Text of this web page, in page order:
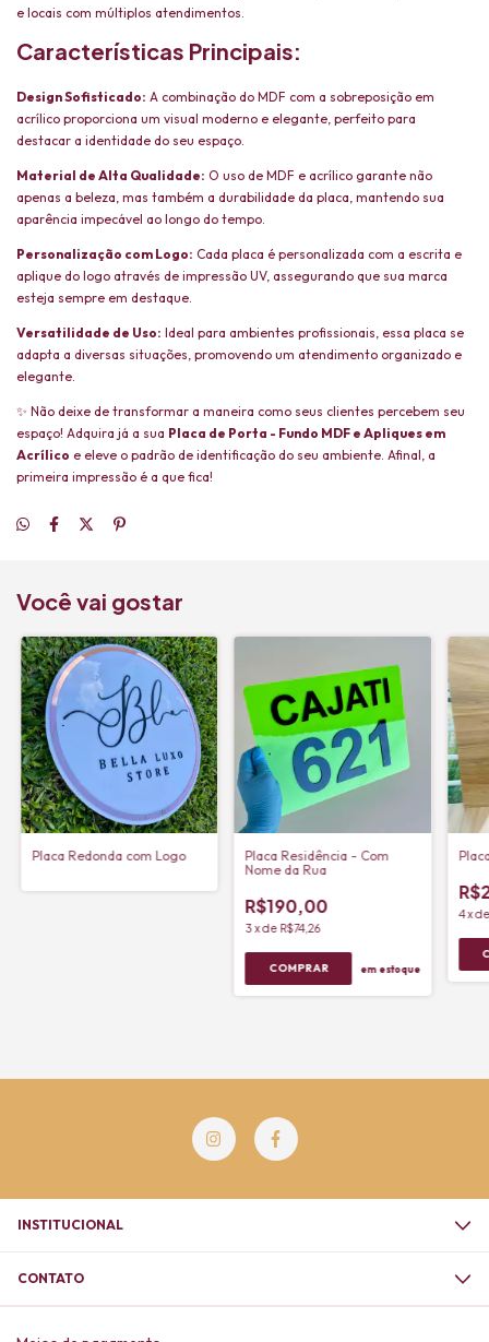
e locais com múltiplos atendimentos.
Características Principais:
Design Sofisticado: A combinação do MDF com a sobreposição em
acrílico proporciona um visual moderno e elegante, perfeito para
destacar a identidade do seu espaço.
Material de Alta Qualidade: O uso de MDF e acrílico garante não
apenas a beleza, mas também a durabilidade da placa, mantendo sua
aparência impecável ao longo do tempo.
Personalização com Logo: Cada placa é personalizada com a escrita e
aplique do logo através de impressão UV, assegurando que sua marca
esteja sempre em destaque.
Versatilidade de Uso: Ideal para ambientes profissionais, essa placa se
adapta a diversas situações, promovendo um atendimento organizado e
elegante.
✨ Não deixe de transformar a maneira como seus clientes percebem seu
espaço! Adquira já a sua Placa de Porta - Fundo MDF e Apliques em
Acrílico e eleve o padrão de identificação do seu ambiente. Afinal, a
primeira impressão é a que fica!
Você vai gostar
Placa Redonda com Logo
Placa Residência - Com
Nome da Rua
R$190,00
3 xde R$74,26
em estoque
4x
INSTITUCIONAL
CONTATO